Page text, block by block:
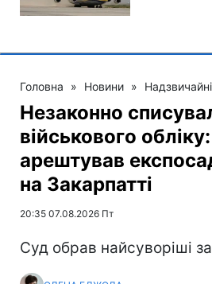
Головна » Новини » Надзвичайні
Незаконно
військового
арештував
на Закарпатті
20:35 07.08.2026 Пт
Суд обрав найсуворіші